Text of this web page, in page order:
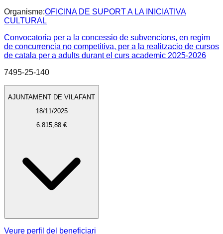
Organisme:OFICINA DE SUPORT A LA INICIATIVA
CULTURAL
Convocatoria per a la concessio de subvencions, en regim
de concurrencia no competitiva, per a la realitzacio de cursos
de catala per a adults durant el curs academic 2025-2026
7495-25-140
AJUNTAMENT DE VILAFANT
18/11/2025
6.815,88 €
Veure perfil del beneficiari